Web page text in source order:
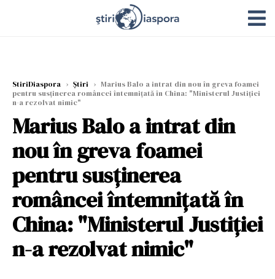
StiriDiaspora › Știri › Marius Balo a intrat din nou în greva foamei
pentru susținerea româncei întemnițată în China: "Ministerul Justiției
n-a rezolvat nimic"
Marius Balo a intrat din
nou în greva foamei
pentru susținerea
româncei întemnițată în
China: "Ministerul Justiției
n-a rezolvat nimic"